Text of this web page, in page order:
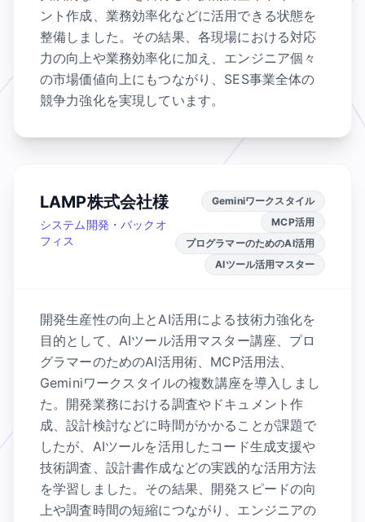
ント作成、業務効率化などに活用できる状態を
整備しました。その結果、各現場における対応
力の向上や業務効率化に加え、エンジニア個々
の市場価値向上にもつながり、SES事業全体の
競争力強化を実現しています。
LAMP株式会社様
システム開発・バックオ
フィス
Geminiワークスタイル
MCP活用
プログラマーのためのAI活用
AIツール活用マスター
開発生産性の向上とAI活用による技術力強化を
目的として、AIツール活用マスター講座、プロ
グラマーのためのAI活用術、MCP活用法、
Geminiワークスタイルの複数講座を導入しまし
た。開発業務における調査やドキュメント作
成、設計検討などに時間がかかることが課題で
したが、AIツールを活用したコード生成支援や
技術調査、設計書作成などの実践的な活用方法
を学習しました。その結果、開発スピードの向
上や調査時間の短縮につながり、エンジニアの